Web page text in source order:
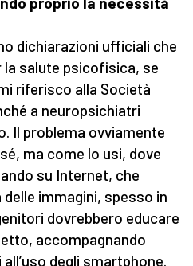
dichiarazioni ufficiali che
salute psicofisica, se
riferisco alla Società
a neuropsichiatri
Il problema ovviamente
ma come lo usi, dove
su Internet, che
immagini, spesso in
dovrebbero educare
accompagnando
degli smartphone.